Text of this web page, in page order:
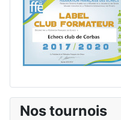
Nos tournois